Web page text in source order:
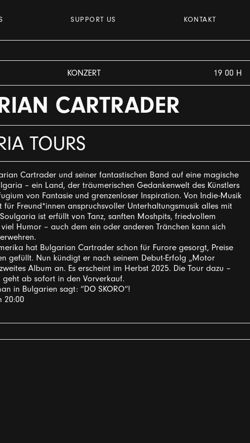
SUPPORT US KONTAKT
KONZERT 19 00 H
CARTRADER
TOURS
Cartrader und seiner fantastischen Band auf eine magische
– ein Land, der träumerischen Gedankenwelt des Künstlers
von Fantasie und grenzenloser Inspiration. Von Indie-Musik
für Freund*innen anspruchsvoller Unterhaltungsmusik alles mit
ist erfüllt von Tanz, sanften Moshpits, friedvollem
Humor – auch dem ein oder anderen Tränchen kann sich
hat Bulgarian Cartrader schon für Furore gesorgt, Preise
gefüllt. Nun kündigt er nach seinem Debut-Erfolg „Motor
Album an. Es erscheint im Herbst 2025. Die Tour dazu –
ab sofort in den Vorverkauf.
in Bulgarien sagt: “DO SKORO“!
20:00